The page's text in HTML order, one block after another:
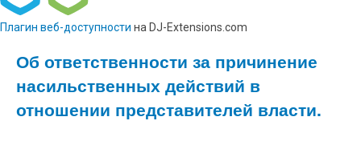
Плагин веб-доступности на DJ-Extensions.com
Об ответственности за причинение
насильственных действий в
отношении представителей власти.